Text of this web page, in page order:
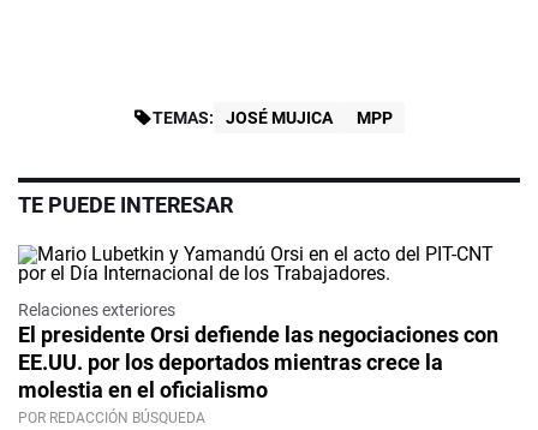
TEMAS: JOSÉ MUJICA MPP
TE PUEDE INTERESAR
Relaciones exteriores
El presidente Orsi defiende las negociaciones con
EE.UU. por los deportados mientras crece la
molestia en el oficialismo
POR REDACCIÓN BÚSQUEDA